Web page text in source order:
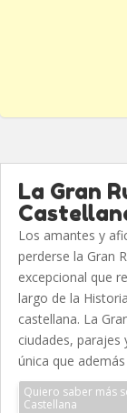
La Gran
Los amantes y
perderse la Gran
excepcional que
largo de la
castellana. La
ciudades,
única que
Quiero saber más sobre: Salamanca | La Gran
Castellana